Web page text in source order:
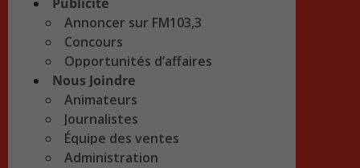
Annoncer sur FM103,3
Concours
Opportunités d’affaires
Nous Joindre
Animateurs
Journalistes
Équipe des ventes
Administration